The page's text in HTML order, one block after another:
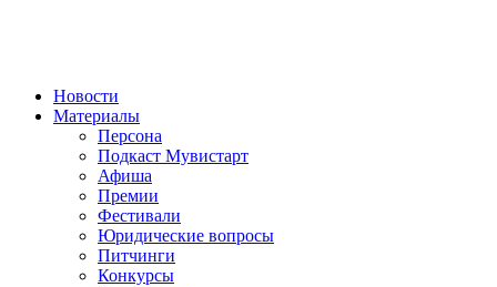
Новости
Материалы
Персона
Подкаст Мувистарт
Афиша
Премии
Фестивали
Юридические вопросы
Питчинги
Конкурсы